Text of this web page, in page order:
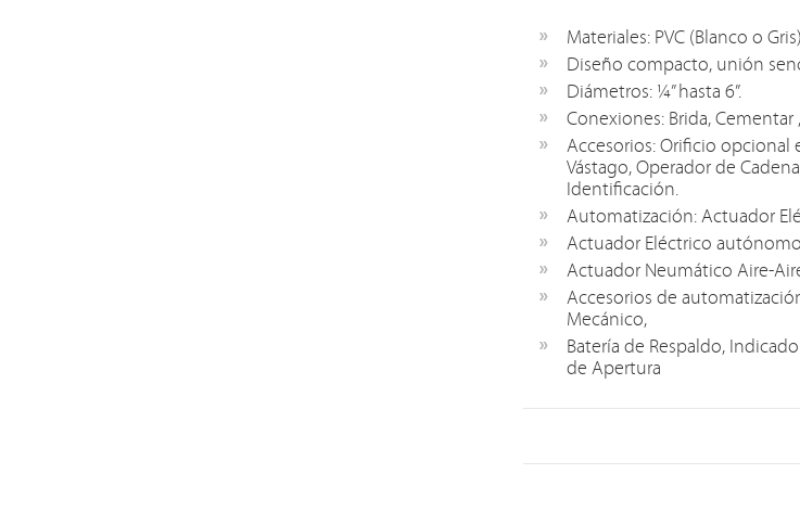
Materiales: PVC (Blanco o Gris),
Diseño compacto, unión
Diámetros: ¼” hasta 6”.
Conexiones: Brida, Cementar
Accesorios: Orificio opcional
Vástago, Operador de
Identificación.
Automatización: Actuador
Actuador Eléctrico
Actuador Neumático Aire-
Accesorios de
Mecánico,
Batería de Respaldo,
de Apertura